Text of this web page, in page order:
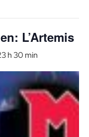
L’Artemis
h 30 min